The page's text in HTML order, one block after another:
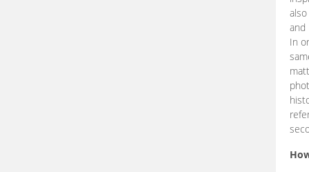
and
In